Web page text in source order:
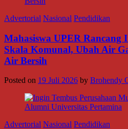
Advertorial Nasional Pendidikan
Mahasiswa UPER Rancang
Skala Komunal, Ubah Air
Air Bersih
Posted on 19 Juli 2026 by Brohendy
Advertorial Nasional Pendidikan